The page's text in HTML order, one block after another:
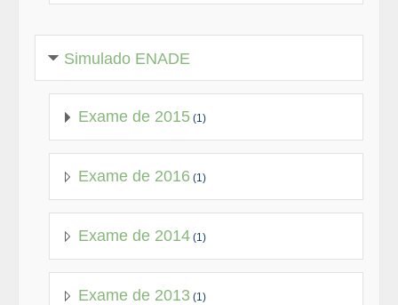
Simulado ENADE
Exame de 2015 (1)
Exame de 2016 (1)
Exame de 2014 (1)
Exame de 2013 (1)